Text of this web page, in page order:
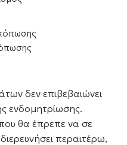
δεν επιβεβαιώνει
ενδομητρίωσης.
θα έπρεπε να σε
περαιτέρω,